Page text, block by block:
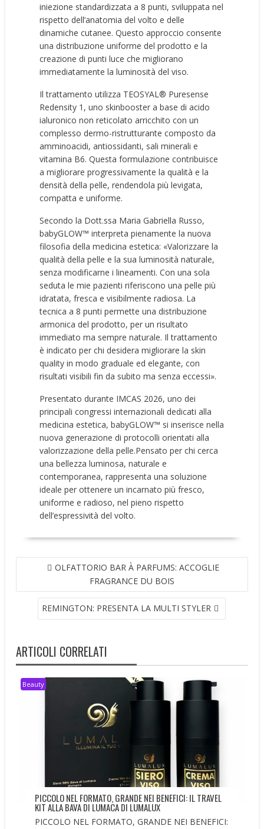
iniezione standardizzata a 8 punti, sviluppata nel
rispetto dell’anatomia del volto e delle
dinamiche cutanee. Questo approccio consente
una distribuzione uniforme del prodotto e la
creazione di punti luce che migliorano
immediatamente la luminosità del viso.
Il trattamento utilizza TEOSYAL® Puresense
Redensity 1, uno skinbooster a base di acido
ialuronico non reticolato arricchito con un
complesso dermo-ristrutturante composto da
amminoacidi, antiossidanti, sali minerali e
vitamina B6. Questa formulazione contribuisce
a migliorare progressivamente la qualità e la
densità della pelle, rendendola più levigata,
compatta e uniforme.
Secondo la Dott.ssa Maria Gabriella Russo,
babyGLOW™️ interpreta pienamente la nuova
filosofia della medicina estetica: «Valorizzare la
qualità della pelle e la sua luminosità naturale,
senza modificarne i lineamenti. Con una sola
seduta le mie pazienti riferiscono una pelle più
idratata, fresca e visibilmente radiosa. La
tecnica a 8 punti permette una distribuzione
armonica del prodotto, per un risultato
immediato ma sempre naturale. Il trattamento
è indicato per chi desidera migliorare la skin
quality in modo graduale ed elegante, con
risultati visibili fin da subito ma senza eccessi».
Presentato durante IMCAS 2026, uno dei
principali congressi internazionali dedicati alla
medicina estetica, babyGLOW™️ si inserisce nella
nuova generazione di protocolli orientati alla
valorizzazione della pelle.Pensato per chi cerca
una bellezza luminosa, naturale e
contemporanea, rappresenta una soluzione
ideale per ottenere un incarnato più fresco,
uniforme e radioso, nel pieno rispetto
dell’espressività del volto.
NAVIGAZIONE
ARTICOLIOLFATTORIO BAR À PARFUMS: ACCOGLIE
FRAGRANCE DU BOIS
REMINGTON: PRESENTA LA MULTI STYLER
ARTICOLI CORRELATI
Beauty
PICCOLO NEL FORMATO, GRANDE NEI BENEFICI: IL TRAVEL
KIT ALLA BAVA DI LUMACA DI LUMALUX
PICCOLO NEL FORMATO, GRANDE NEI BENEFICI: